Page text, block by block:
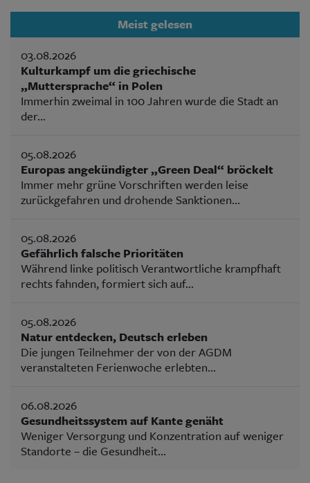
Meist gelesen
03.08.2026
Kulturkampf um die griechische
„Muttersprache“ in Polen
Immerhin zweimal in 100 Jahren wurde die Stadt an
der...
05.08.2026
Europas angekündigter „Green Deal“ bröckelt
Immer mehr grüne Vorschriften werden leise
zurückgefahren und drohende Sanktionen...
05.08.2026
Gefährlich falsche Prioritäten
Während linke politisch Verantwortliche krampfhaft
rechts fahnden, formiert sich auf...
05.08.2026
Natur entdecken, Deutsch erleben
Die jungen Teilnehmer der von der AGDM
veranstalteten Ferienwoche erlebten...
06.08.2026
Gesundheitssystem auf Kante genäht
Weniger Versorgung und Konzentration auf weniger
Standorte – die Gesundheit...